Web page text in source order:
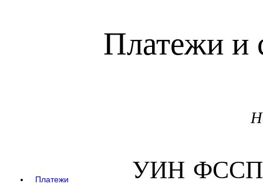
Платежи и
Платежи
УИН ФССП